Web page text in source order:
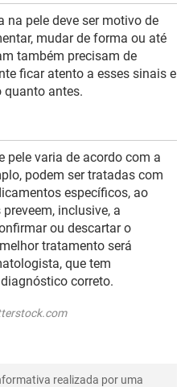
na pele deve ser motivo de
mudar de forma ou até
também precisam de
ficar atento a esses sinais e
quanto antes.
pele varia de acordo com a
podem ser tratadas com
específicos, ao
inclusive, a
ou descartar o
tratamento será
que tem
correto.
realizada por uma